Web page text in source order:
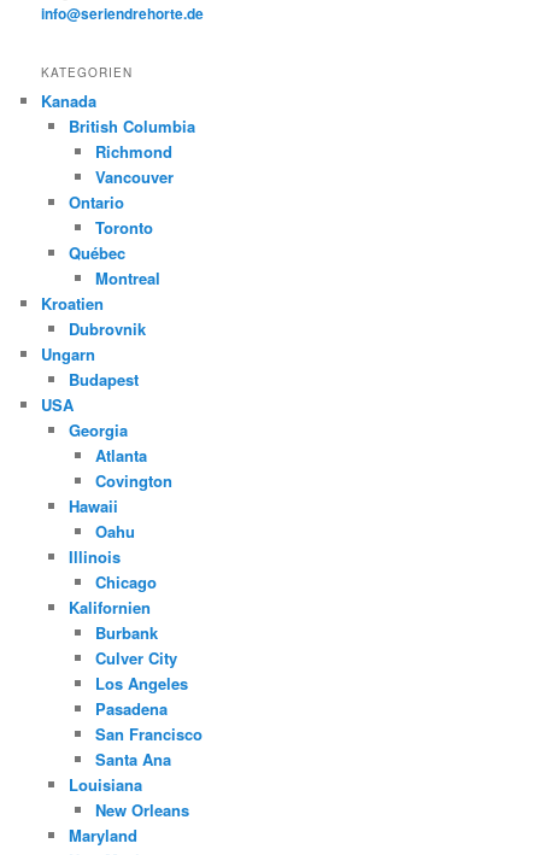
info@seriendrehorte.de
KATEGORIEN
Kanada
British Columbia
Richmond
Vancouver
Ontario
Toronto
Québec
Montreal
Kroatien
Dubrovnik
Ungarn
Budapest
USA
Georgia
Atlanta
Covington
Hawaii
Oahu
Illinois
Chicago
Kalifornien
Burbank
Culver City
Los Angeles
Pasadena
San Francisco
Santa Ana
Louisiana
New Orleans
Maryland